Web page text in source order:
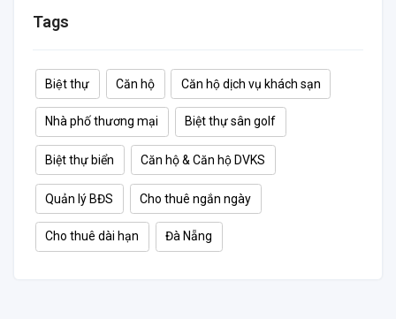
Tags
Biệt thự Căn hộ Căn hộ dịch vụ khách sạn
Nhà phố thương mại Biệt thự sân golf
Biệt thự biển Căn hộ & Căn hộ DVKS
Quản lý BĐS Cho thuê ngắn ngày
Cho thuê dài hạn Đà Nẵng